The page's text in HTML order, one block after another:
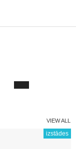
VIEW ALL
izstādes